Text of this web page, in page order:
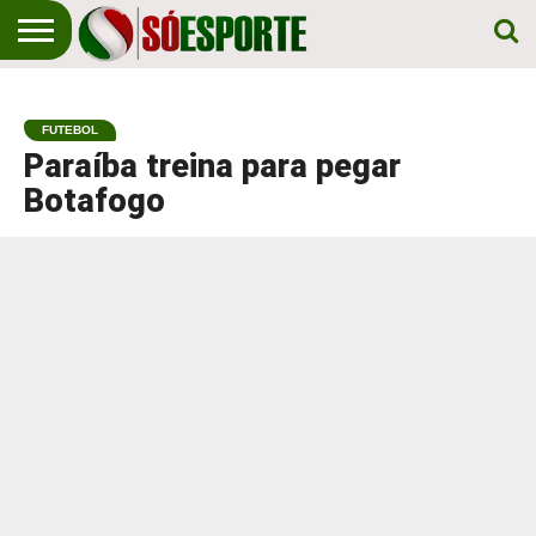
EM
PRIMEIRO
LUGAR!
ESPORTE
FUTEBOL
Paraíba treina para pegar
Botafogo